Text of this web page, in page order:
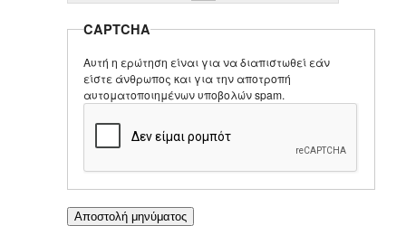
CAPTCHA
Αυτή η ερώτηση είναι για να διαπιστωθεί εάν
είστε άνθρωπος και για την αποτροπή
αυτοματοποιημένων υποβολών spam.